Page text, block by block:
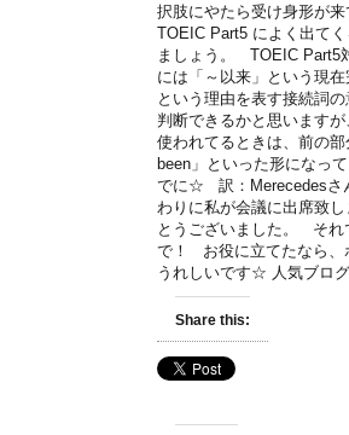
択肢にやたら受け身形が
TOEIC Part5 によく出て
ましょう。 TOEIC Part5
には「～以来」という現在
という理由を表す接続詞
判断できるかと思います
使われてるときは、前の
been」といった形になっ
でに☆ 訳：Merecedesさ
わりに私が会議に出席致
とうございました。 それ
で！ お役に立てたなら、
うれしいです☆ 人気ブロ
Share this: